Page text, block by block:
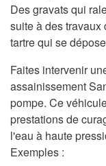
Des gravats qui
suite à des travaux
tartre qui se
Faites intervenir
assainissement
pompe. Ce
prestations de
l'eau à haute
Exemples :